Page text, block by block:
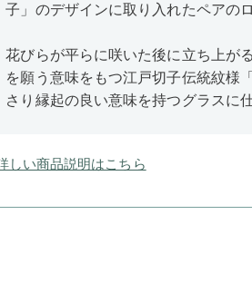
子」のデザインに取り入れたペアの
花びらが平らに咲いた後に立ち上が
を願う意味をもつ江戸切子伝統紋様
さり縁起の良い意味を持つグラスに
しい商品説明はこちら